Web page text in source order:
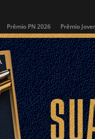
Prêmio PN 2026 Prêmio